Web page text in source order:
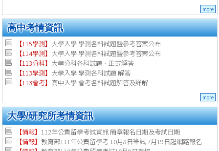
more
高中考情資訊
【115學測】 大學入學 學測各科試題暨參考答案公布
【114學測】 大學入學 學測各科試題暨參考答案公布
【113分科】 大學分科各科試題、正式解答
【113學測】 大學入學 學測各科試題.解答
【113會考】 高中入學 會考各科試題解答及詳解
more
大學/研究所考情資訊
【情報】 112年公費留學考試資訊 簡章報名日期及考試日期
【情報】教育部111年公費留學考 10月8日筆試 7月19日起網路報名